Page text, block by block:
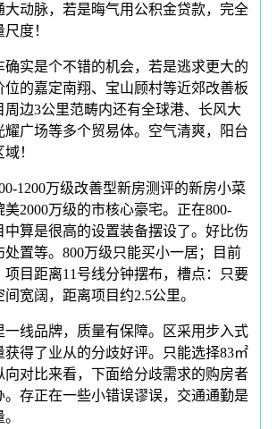
大动脉，若是晦气用公积金贷款，完全
度！
是个不错的机会，若是逃求更大的
位的嘉定南翔、宝山顾村等近郊改善板
周边3公里范畴内还有全球港、长风大
耀广场等多个贸易体。空气清爽，阳台
！
万级改善型新房测评的新房小菜
2000万级的市核心豪宅。正在800-
中算是很高的设置装备摆设了。好比伤
处置等。800万级只能买小一居；目前
项目距离11号线分钟摆布，槽点：只要
宽阔，距离项目约2.5公里。
品牌，质量有保障。区采用步入式
获得了业从的分歧好评。只能选择83㎡
向对比来看，下面给分歧需求的购房者
。存正在一些小错误谬误，交通通勤是